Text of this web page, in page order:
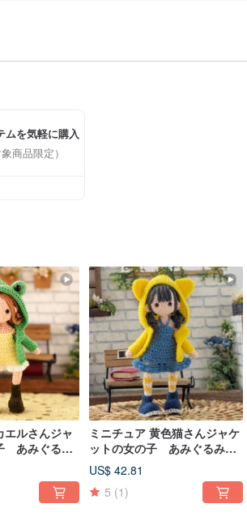
ムを気軽に購入
商品限定）
ルさんジャ
あみぐるみ
ミニチュア 黄色猫さんジャケ
ットの女の子 あみぐるみ
【受注生産】
US$ 42.81
5 (1)